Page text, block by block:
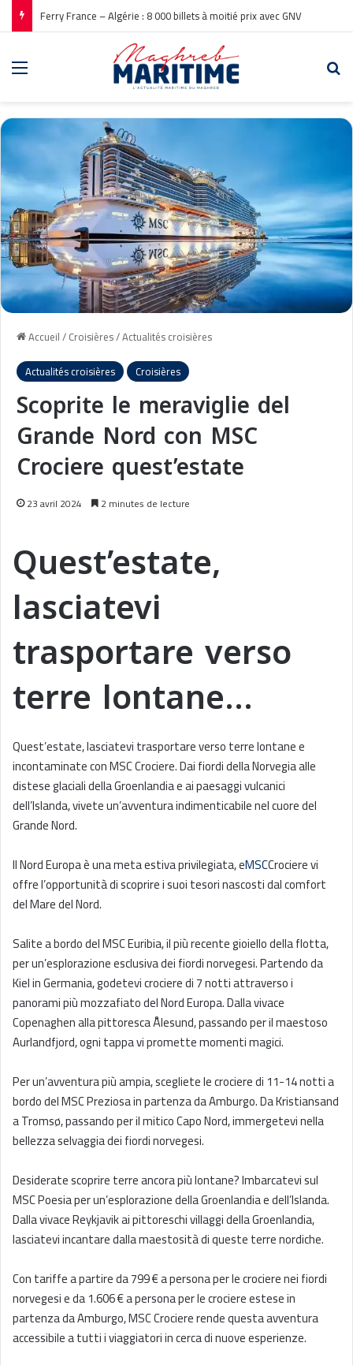
Ferry France – Algérie : 8 000 billets à moitié prix avec GNV
Accueil/Croisières/Actualités croisières
Actualités croisières
Croisières
Scoprite le meraviglie del
Grande Nord con MSC
Crociere quest’estate
23 avril 2024 2 minutes de lecture
Quest’estate,
lasciatevi
trasportare verso
terre lontane…
Quest’estate, lasciatevi trasportare verso terre lontane e
incontaminate con MSC Crociere. Dai fiordi della Norvegia alle
distese glaciali della Groenlandia e ai paesaggi vulcanici
dell’Islanda, vivete un’avventura indimenticabile nel cuore del
Grande Nord.
Il Nord Europa è una meta estiva privilegiata, eMSCCrociere vi
offre l’opportunità di scoprire i suoi tesori nascosti dal comfort
del Mare del Nord.
Salite a bordo del MSC Euribia, il più recente gioiello della flotta,
per un’esplorazione esclusiva dei fiordi norvegesi. Partendo da
Kiel in Germania, godetevi crociere di 7 notti attraverso i
panorami più mozzafiato del Nord Europa. Dalla vivace
Copenaghen alla pittoresca Ålesund, passando per il maestoso
Aurlandfjord, ogni tappa vi promette momenti magici.
Per un’avventura più ampia, scegliete le crociere di 11-14 notti a
bordo del MSC Preziosa in partenza da Amburgo. Da Kristiansand
a Tromsø, passando per il mitico Capo Nord, immergetevi nella
bellezza selvaggia dei fiordi norvegesi.
Desiderate scoprire terre ancora più lontane? Imbarcatevi sul
MSC Poesia per un’esplorazione della Groenlandia e dell’Islanda.
Dalla vivace Reykjavik ai pittoreschi villaggi della Groenlandia,
lasciatevi incantare dalla maestosità di queste terre nordiche.
Con tariffe a partire da 799 € a persona per le crociere nei fiordi
norvegesi e da 1.606 € a persona per le crociere estese in
partenza da Amburgo, MSC Crociere rende questa avventura
accessibile a tutti i viaggiatori in cerca di nuove esperienze.